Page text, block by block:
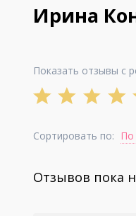
Ирина
Показать отзывы с
Сортировать по: По
Отзывов пока